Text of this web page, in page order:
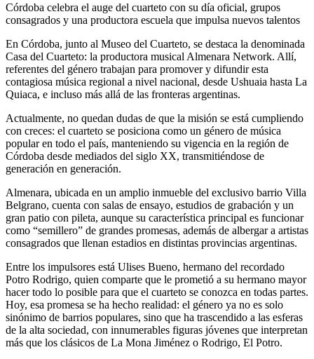
Córdoba celebra el auge del cuarteto con su día oficial, grupos
consagrados y una productora escuela que impulsa nuevos talentos
En Córdoba, junto al Museo del Cuarteto, se destaca la denominada
Casa del Cuarteto: la productora musical Almenara Network. Allí,
referentes del género trabajan para promover y difundir esta
contagiosa música regional a nivel nacional, desde Ushuaia hasta La
Quiaca, e incluso más allá de las fronteras argentinas.
Actualmente, no quedan dudas de que la misión se está cumpliendo
con creces: el cuarteto se posiciona como un género de música
popular en todo el país, manteniendo su vigencia en la región de
Córdoba desde mediados del siglo XX, transmitiéndose de
generación en generación.
Almenara, ubicada en un amplio inmueble del exclusivo barrio Villa
Belgrano, cuenta con salas de ensayo, estudios de grabación y un
gran patio con pileta, aunque su característica principal es funcionar
como “semillero” de grandes promesas, además de albergar a artistas
consagrados que llenan estadios en distintas provincias argentinas.
Entre los impulsores está Ulises Bueno, hermano del recordado
Potro Rodrigo, quien comparte que le prometió a su hermano mayor
hacer todo lo posible para que el cuarteto se conozca en todas partes.
Hoy, esa promesa se ha hecho realidad: el género ya no es solo
sinónimo de barrios populares, sino que ha trascendido a las esferas
de la alta sociedad, con innumerables figuras jóvenes que interpretan
más que los clásicos de La Mona Jiménez o Rodrigo, El Potro.